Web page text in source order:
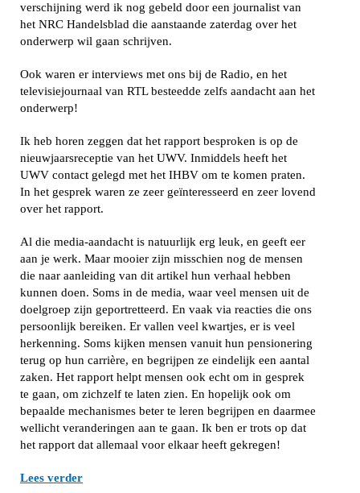
verschijning werd ik nog gebeld door een journalist van
het NRC Handelsblad die aanstaande zaterdag over het
onderwerp wil gaan schrijven.
Ook waren er interviews met ons bij de Radio, en het
televisiejournaal van RTL besteedde zelfs aandacht aan het
onderwerp!
Ik heb horen zeggen dat het rapport besproken is op de
nieuwjaarsreceptie van het UWV. Inmiddels heeft het
UWV contact gelegd met het IHBV om te komen praten.
In het gesprek waren ze zeer geïnteresseerd en zeer lovend
over het rapport.
Al die media-aandacht is natuurlijk erg leuk, en geeft eer
aan je werk. Maar mooier zijn misschien nog de mensen
die naar aanleiding van dit artikel hun verhaal hebben
kunnen doen. Soms in de media, waar veel mensen uit de
doelgroep zijn geportretteerd. En vaak via reacties die ons
persoonlijk bereiken. Er vallen veel kwartjes, er is veel
herkenning. Soms kijken mensen vanuit hun pensionering
terug op hun carrière, en begrijpen ze eindelijk een aantal
zaken. Het rapport helpt mensen ook echt om in gesprek
te gaan, om zichzelf te laten zien. En hopelijk ook om
bepaalde mechanismes beter te leren begrijpen en daarmee
wellicht veranderingen aan te gaan. Ik ben er trots op dat
het rapport dat allemaal voor elkaar heeft gekregen!
Lees verder